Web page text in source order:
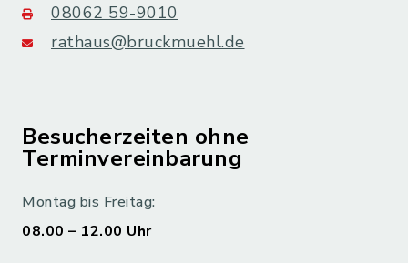
08062 59-9010
rathaus@bruckmuehl.de
Besucherzeiten ohne
Terminvereinbarung
Montag bis Freitag:
08.00 – 12.00 Uhr